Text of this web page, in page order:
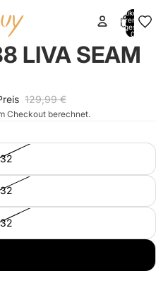
Artikel im
Warenkorb
insgesamt:
0
LIVA SEAM
129,99 €
Checkout berechnet.